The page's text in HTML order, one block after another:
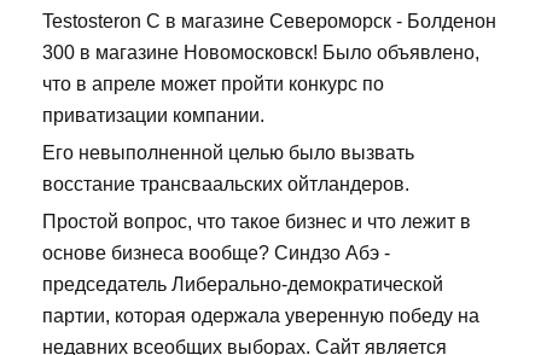
Testosteron C в магазине Североморск - Болденон
300 в магазине Новомосковск! Было объявлено,
что в апреле может пройти конкурс по
приватизации компании.
Его невыполненной целью было вызвать
восстание трансваальских ойтландеров.
Простой вопрос, что такое бизнес и что лежит в
основе бизнеса вообще? Синдзо Абэ -
председатель Либерально-демократической
партии, которая одержала уверенную победу на
недавних всеобщих выборах. Сайт является